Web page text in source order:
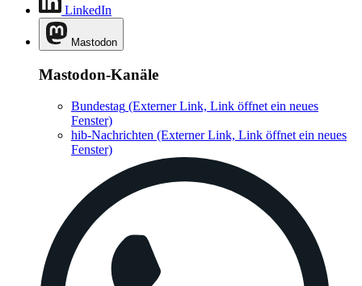
LinkedIn
Mastodon
Mastodon-Kanäle
Bundestag (Externer Link, Link öffnet ein neues
Fenster)
hib-Nachrichten (Externer Link, Link öffnet ein neues
Fenster)